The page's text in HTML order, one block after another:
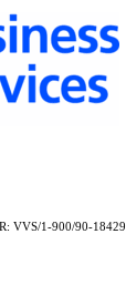
VVS/1-900/90-18429